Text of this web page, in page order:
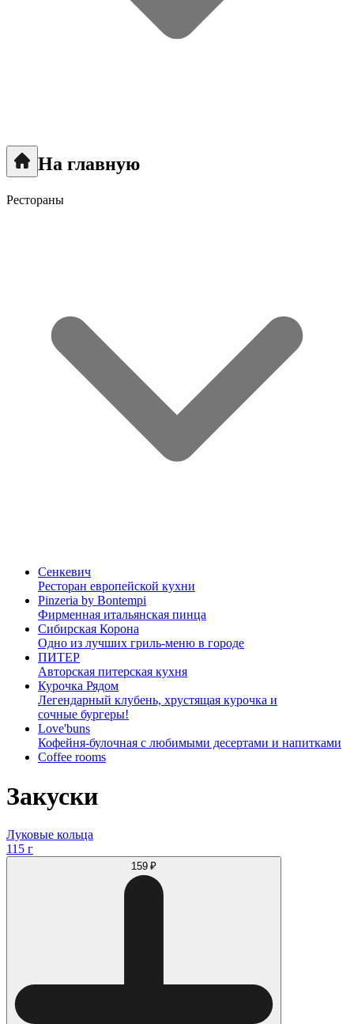
На главную
Рестораны
Сенкевич
Ресторан европейской кухни
Pinzeria by Bontempi
Фирменная итальянская пинца
Сибирская Корона
Одно из лучших гриль-меню в городе
ПИТЕР
Авторская питерская кухня
Курочка Рядом
Легендарный клубень, хрустящая курочка и
сочные бургеры!
Love'buns
Кофейня-булочная с любимыми десертами и напитками
Coffee rooms
Закуски
Луковые кольца
115 г
159 ₽